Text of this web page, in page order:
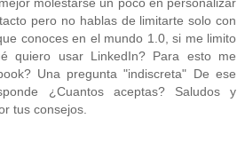
pero no hablas de limitarte solo con
conoces en el mundo 1.0, si me limito
quiero usar LinkedIn? Para esto me
Una pregunta "indiscreta" De ese
¿Cuantos aceptas? Saludos y
tus consejos.